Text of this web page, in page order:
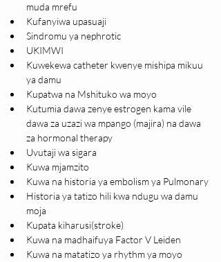
muda mrefu
Kufanyiwa upasuaji
Sindromu ya nephrotic
UKIMWI
Kuwekewa catheter kwenye mishipa mikuu
ya damu
Kupatwa na Mshituko wa moyo
Kutumia dawa zenye estrogen kama vile
dawa za uzazi wa mpango (majira) na dawa
za hormonal therapy
Uvutaji wa sigara
Kuwa mjamzito
Kuwa na historia ya embolism ya Pulmonary
Historia ya tatizo hili kwa ndugu wa damu
moja
Kupata kiharusi(stroke)
Kuwa na madhaifuya Factor V Leiden
Kuwa na matatizo ya rhythm ya moyo